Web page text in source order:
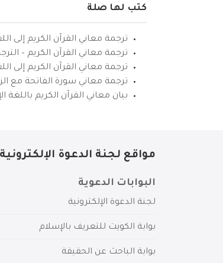
كتب لها صلة
ترجمة معاني القرآن الكريم إلى
ترجمة معاني القرآن الكريم –
ترجمة معاني القرآن الكريم إلى
ترجمة معاني سورة الفاتحة مع
بيان معاني القرآن الكريم باللغة
مواقع لجنة الدعوة الإلكترونية
البوابات الدعوية
لجنة الدعوة الإلكترونية
بوابة الكويت للتعريف بالإسلام
بوابة الباحث عن الحقيقة